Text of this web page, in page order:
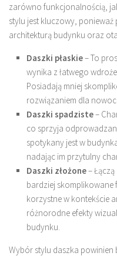
zarówno funkcjonalnością,
stylu jest kluczowy,
architekturą budynku oraz
Daszki płaskie– To
wynika z łatwego
Posiadają mniej
rozwiązaniem dla
Daszki spadziste–
co sprzyja
spotykany jest w
nadając im przytulny
Daszki złożone–
bardziej skomplikowane
korzystne w kontekście
różnorodne efekty
budynku.
Wybór stylu daszka powinien